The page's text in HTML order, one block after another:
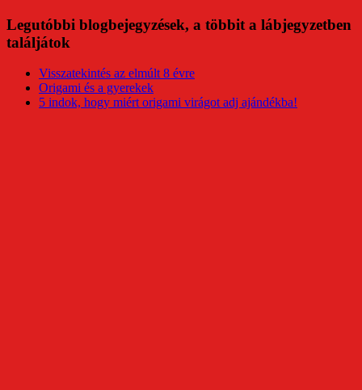
Legutóbbi blogbejegyzések, a többit a lábjegyzetben
találjátok
Visszatekintés az elmúlt 8 évre
Origami és a gyerekek
5 indok, hogy miért origami virágot adj ajándékba!